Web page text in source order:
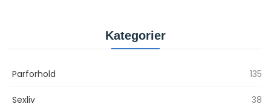
Kategorier
Parforhold 135
Sexliv 38